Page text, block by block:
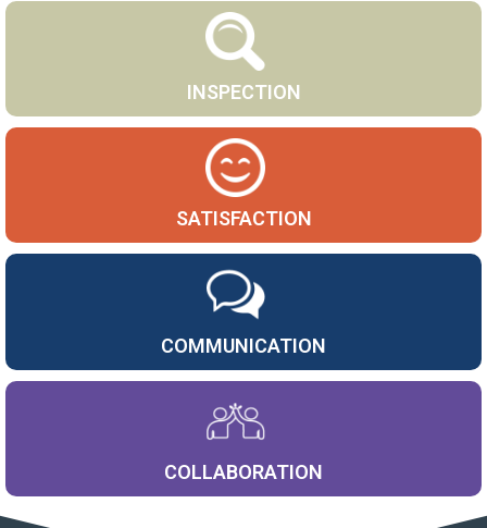
INSPECTION
SATISFACTION
COMMUNICATION
COLLABORATION